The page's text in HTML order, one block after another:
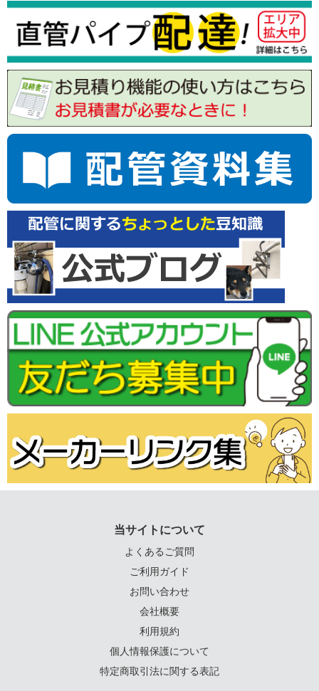
当サイトについて
よくあるご質問
ご利用ガイド
お問い合わせ
会社概要
利用規約
個人情報保護について
特定商取引法に関する表記